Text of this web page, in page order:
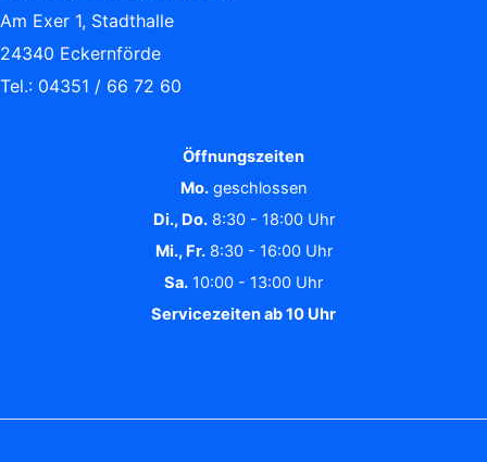
Am Exer 1, Stadthalle
24340 Eckernförde
Tel.: 04351 / 66 72 60
Öffnungszeiten
Mo.geschlossen
Di., Do.8:30 - 18:00 Uhr
Mi., Fr.8:30 - 16:00 Uhr
Sa. 10:00 - 13:00 Uhr
Servicezeiten ab 10 Uhr